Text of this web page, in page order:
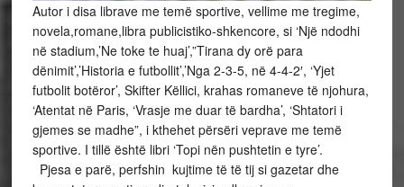
Autor i disa librave me temë sportive, vellime me tregime,
novela,romane,libra publicistiko-shkencore, si ‘Një ndodhi
në stadium,’Ne toke te huaj’,”Tirana dy orë para
dënimit’,’Historia e futbollit’,’Nga 2-3-5, në 4-4-2′, ‘Yjet
futbolit botëror’, Skifter Këllici, krahas romaneve të njohura,
‘Atentat në Paris, ‘Vrasje me duar të bardha’, ‘Shtatori i
gjemes se madhe”, i kthehet përsëri veprave me temë
sportive. I tillë është libri ‘Topi nën pushtetin e tyre’.
Pjesa e parë, perfshin kujtime të të tij si gazetar dhe